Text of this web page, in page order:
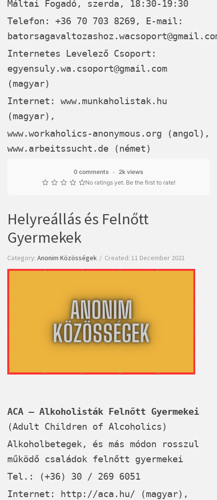
Máltai Fogadó, szerda, 18:30-19:30
Telefon: +36 70 703 8269, E-mail:
Internetes Levelező Csoport:
egyensuly.wa.csoport@gmail.com
(magyar)
Internet: www.munkaholistak.hu
(magyar),
www.workaholics-anonymous.org (angol),
www.arbeitssucht.de (német)
0 comments
2k views
No ratings yet. Be the first to rate!
Helyreállás és Felnőtt
Gyermekek
Category: Anonim Közösségek Created: 11 December 2021
ACA – Alkoholisták Felnőtt Gyermekei
(Adult Children of Alcoholics)
Alkoholbetegek, és más módon rosszul
működő családok felnőtt gyermekei
Tel.: (+36) 30 / 269 6051
Internet:
http://aca.hu/ (magyar),